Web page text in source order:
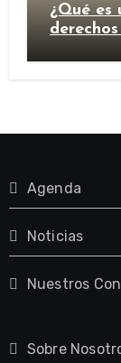
¿Qué es
Agenda
Noticias
Nuestros
Sobre